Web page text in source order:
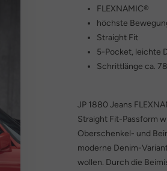
FLEXNAMIC®
höchste
Straight Fit
5-Pocket, leichte
Schrittlänge ca.
JP 1880 Jeans
Straight Fit-Passform
Oberschenkel- und
moderne Denim-
wollen. Durch die